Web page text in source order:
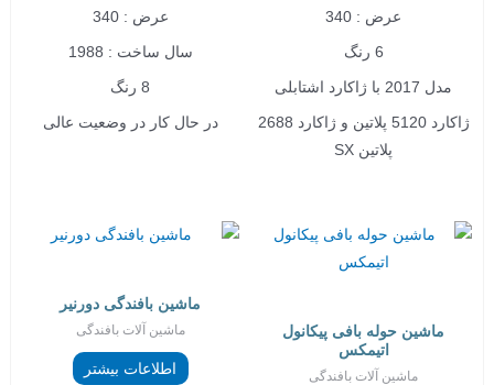
عرض : 340
6 رنگ
مدل 2017 با ژاکارد اشتابلی
ژاکارد 5120 پلاتین و ژاکارد 2688
پلاتین SX
عرض : 340
سال ساخت : 1988
8 رنگ
در حال کار در وضعیت عالی
ماشین حوله بافی پیکانول
اتیمکس
ماشین آلات بافندگی
ماشین بافندگی دورنیر
ماشین آلات بافندگی
اطلاعات بیشتر